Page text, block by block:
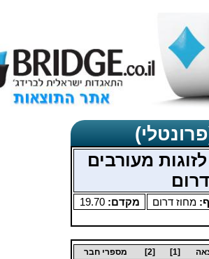
מעורבים
מחוז דרום מקדם:19.70
[1]
[2] מספרי חבר